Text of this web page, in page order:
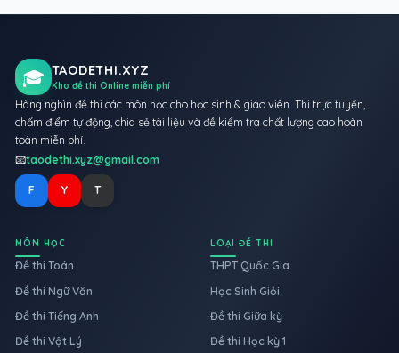
🎓 TAODETHI.XYZ
Kho đề thi Online miễn phí
Hàng nghìn đề thi các môn học cho học sinh & giáo viên. Thi trực tuyến,
chấm điểm tự động, chia sẻ tài liệu và đề kiểm tra chất lượng cao hoàn
toàn miễn phí.
📧taodethi.xyz@gmail.com
F Y T
MÔN HỌC
Đề thi Toán
Đề thi Ngữ Văn
Đề thi Tiếng Anh
Đề thi Vật Lý
LOẠI ĐỀ THI
THPT Quốc Gia
Học Sinh Giỏi
Đề thi Giữa kỳ
Đề thi Học kỳ 1